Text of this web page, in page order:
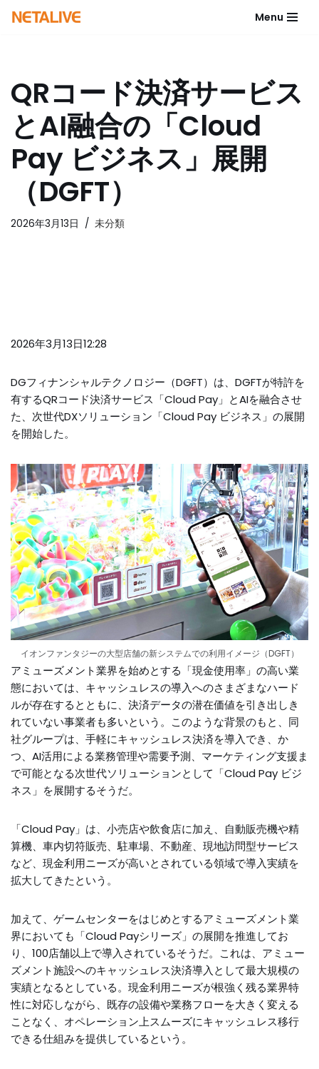
ン
ツ
へ
ス
キ
Menu
QRコード決済サービス
とAI融合の「Cloud
Pay ビジネス」展開
（DGFT）
2026年3月13日 未分類
2026年3月13日12:28
DGフィナンシャルテクノロジー（DGFT）は、DGFTが特許を
有するQRコード決済サービス「Cloud Pay」とAIを融合させ
た、次世代DXソリューション「Cloud Pay ビジネス」の展開
を開始した。
イオンファンタジーの大型店舗の新システムでの利用イメージ（DGFT）
アミューズメント業界を始めとする「現金使用率」の高い業
態においては、キャッシュレスの導入へのさまざまなハード
ルが存在するとともに、決済データの潜在価値を引き出しき
れていない事業者も多いという。このような背景のもと、同
社グループは、手軽にキャッシュレス決済を導入でき、か
つ、AI活用による業務管理や需要予測、マーケティング支援ま
で可能となる次世代ソリューションとして「Cloud Pay ビジ
ネス」を展開するそうだ。
「Cloud Pay」は、小売店や飲食店に加え、自動販売機や精
算機、車内切符販売、駐車場、不動産、現地訪問型サービス
など、現金利用ニーズが高いとされている領域で導入実績を
拡大してきたという。
加えて、ゲームセンターをはじめとするアミューズメント業
界においても「Cloud Payシリーズ」の展開を推進してお
り、100店舗以上で導入されているそうだ。これは、アミュー
ズメント施設へのキャッシュレス決済導入として最大規模の
実績となるとしている。現金利用ニーズが根強く残る業界特
性に対応しながら、既存の設備や業務フローを大きく変える
ことなく、オペレーション上スムーズにキャッシュレス移行
できる仕組みを提供しているという。